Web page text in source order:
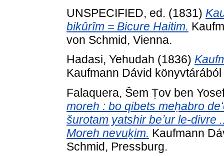
UNSPECIFIED, ed. (1831)
bikûrîm = Bicure Haitim.
von Schmid, Vienna.
Hadasi, Yehudah (1836)
Kaufmann Dávid
Falaquera, Šem Ṭov ben
moreh : bo qibets meḥabro
šurotam yatshir beʼur le-divre
Moreh nevuḵim. Kaufmann
Schmid, Pressburg.